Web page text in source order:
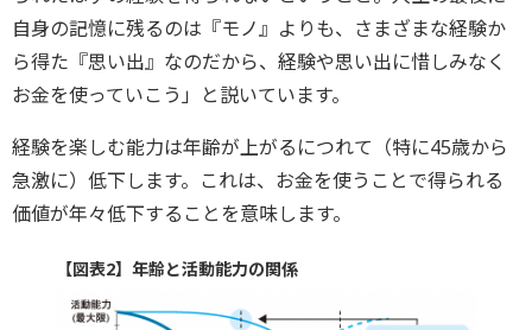
自身の記憶に残るのは『モノ』よりも、さまざまな経験か
ら得た『思い出』なのだから、経験や思い出に惜しみなく
お金を使っていこう」と説いています。
経験を楽しむ能力は年齢が上がるにつれて（特に45歳から
急激に）低下します。これは、お金を使うことで得られる
価値が年々低下することを意味します。
【図表2】年齢と活動能力の関係